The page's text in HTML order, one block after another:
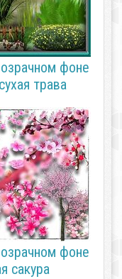
фоне
трава
фоне
сакура